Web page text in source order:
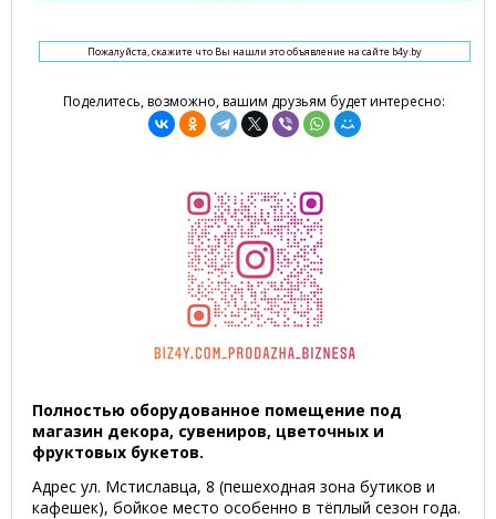
Пожалуйста, скажите что Вы нашли это объявление на сайте b4y.by
Поделитесь, возможно, вашим друзьям будет интересно:
Полностью оборудованное помещение под
магазин декора, сувениров, цветочных и
фруктовых букетов.
Адрес ул. Мстиславца, 8 (пешеходная зона бутиков и
кафешек), бойкое место особенно в тёплый сезон года.